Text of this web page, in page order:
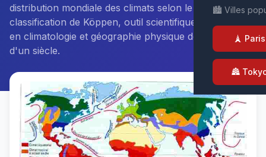
🏙️ Villes
🗼 Paris
🏯
distribution mondiale des climats selon le système de
classification de Köppen, outil scientifique fondamental
en climatologie et géographie physique depuis plus
d'un siècle.